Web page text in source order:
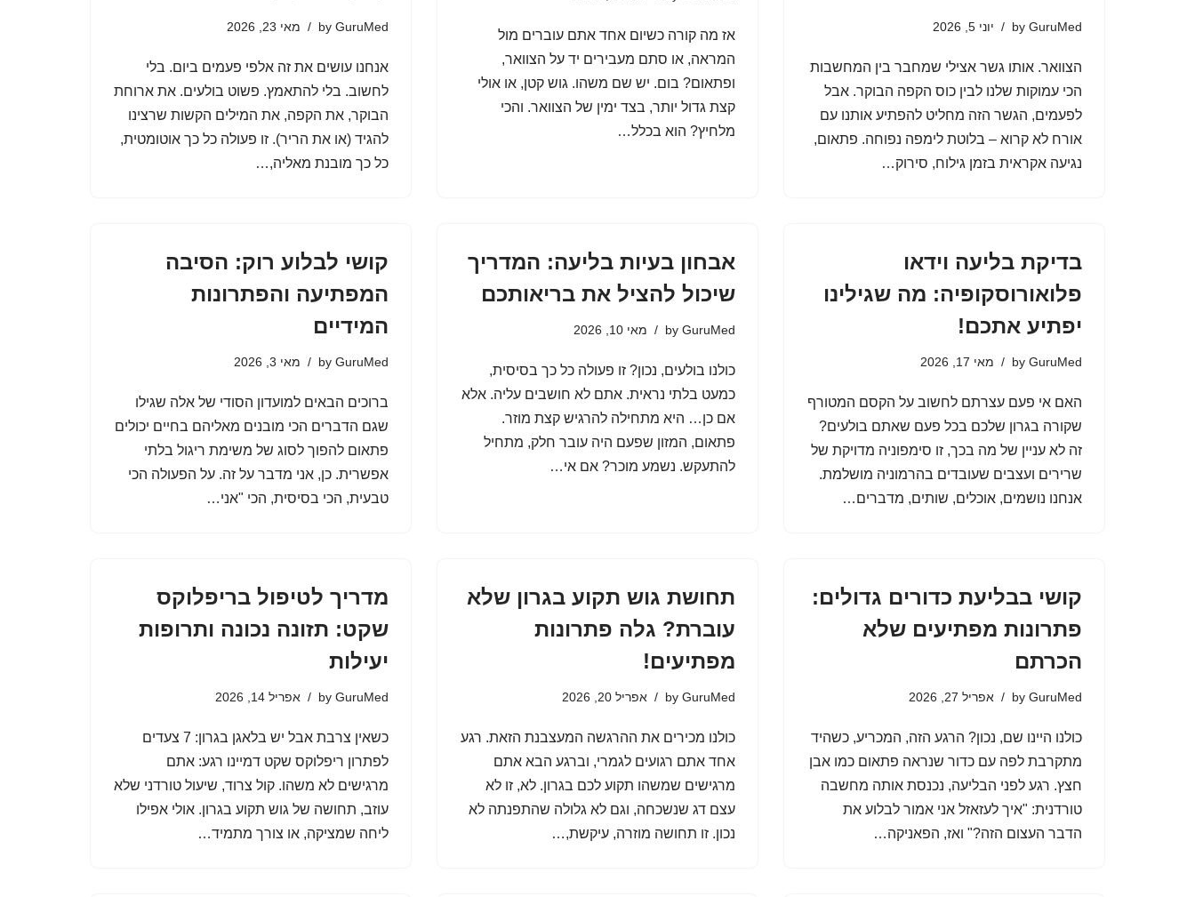
by GuruMed יוני 5, 2026
הצוואר. אותו גשר אצילי שמחבר בין המחשבות
הכי עמוקות שלנו לבין כוס הקפה הבוקר. אבל
לפעמים, הגשר הזה מחליט להפתיע אותנו עם
אורח לא קרוא – בלוטת לימפה נפוחה. פתאום,
נגיעה אקראית בזמן גילוח, סירוק…
אז מה קורה כשיום אחד אתם עוברים מול
המראה, או סתם מעבירים יד על הצוואר,
ופתאום? בום. יש שם משהו. גוש קטן, או אולי
קצת גדול יותר, בצד ימין של הצוואר. והכי
מלחיץ? הוא בכלל…
by GuruMed מאי 23, 2026
אנחנו עושים את זה אלפי פעמים ביום. בלי
לחשוב. בלי להתאמץ. פשוט בולעים. את ארוחת
הבוקר, את הקפה, את המילים הקשות שרצינו
להגיד (או את הריר). זו פעולה כל כך אוטומטית,
כל כך מובנת מאליה,…
בדיקת בליעה וידאו
פלואורוסקופיה: מה שגילינו
יפתיע אתכם!
by GuruMed מאי 17, 2026
האם אי פעם עצרתם לחשוב על הקסם המטורף
שקורה בגרון שלכם בכל פעם שאתם בולעים?
זה לא עניין של מה בכך, זו סימפוניה מדויקת של
שרירים ועצבים שעובדים בהרמוניה מושלמת.
אנחנו נושמים, אוכלים, שותים, מדברים…
אבחון בעיות בליעה: המדריך
שיכול להציל את בריאותכם
by GuruMed מאי 10, 2026
כולנו בולעים, נכון? זו פעולה כל כך בסיסית,
כמעט בלתי נראית. אתם לא חושבים עליה. אלא
אם כן… היא מתחילה להרגיש קצת מוזר.
פתאום, המזון שפעם היה עובר חלק, מתחיל
להתעקש. נשמע מוכר? אם אי…
קושי לבלוע רוק: הסיבה
המפתיעה והפתרונות
המידיים
by GuruMed מאי 3, 2026
ברוכים הבאים למועדון הסודי של אלה שגילו
שגם הדברים הכי מובנים מאליהם בחיים יכולים
פתאום להפוך לסוג של משימת ריגול בלתי
אפשרית. כן, אני מדבר על זה. על הפעולה הכי
טבעית, הכי בסיסית, הכי "אני…
קושי בבליעת כדורים גדולים:
פתרונות מפתיעים שלא
הכרתם
by GuruMed אפריל 27, 2026
כולנו היינו שם, נכון? הרגע הזה, המכריע, כשהיד
מתקרבת לפה עם כדור שנראה פתאום כמו אבן
חצץ. רגע לפני הבליעה, נכנסת אותה מחשבה
טורדנית: "איך לעזאזל אני אמור לבלוע את
הדבר העצום הזה?" ואז, הפאניקה…
תחושת גוש תקוע בגרון שלא
עוברת? גלה פתרונות
מפתיעים!
by GuruMed אפריל 20, 2026
כולנו מכירים את ההרגשה המעצבנת הזאת. רגע
אחד אתם רגועים לגמרי, וברגע הבא אתם
מרגישים שמשהו תקוע לכם בגרון. לא, זו לא
עצם דג שנשכחה, וגם לא גלולה שהתפנתה לא
נכון. זו תחושה מוזרה, עיקשת,…
מדריך לטיפול בריפלוקס
שקט: תזונה נכונה ותרופות
יעילות
by GuruMed אפריל 14, 2026
כשאין צרבת אבל יש בלאגן בגרון: 7 צעדים
לפתרון ריפלוקס שקט דמיינו רגע: אתם
מרגישים לא משהו. קול צרוד, שיעול טורדני שלא
עוזב, תחושה של גוש תקוע בגרון. אולי אפילו
ליחה שמציקה, או צורך מתמיד…